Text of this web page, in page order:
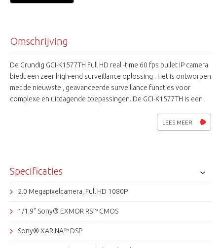
Omschrijving
De Grundig GCI-K1577TH Full HD real -time 60 fps bullet IP camera
biedt een zeer high-end surveillance oplossing . Het is ontworpen
met de nieuwste , geavanceerde surveillance functies voor
complexe en uitdagende toepassingen. De GCI-K1577TH is een
netwerkcamera met CMOS EXMOR sensor voor goede
lichtgevoeligheid en een XARINA DSP voor geavanceerde
professionele video. De extra analoge video-uitgang en de
verschillende voedingsspanningen maken hem zeer
gebruiksvriendelijk. De GCI-K1577TH is in diverse software te
LEES MEER
Specificaties
2.0 Megapixelcamera, Full HD 1080P
1/1.9" Sony® EXMOR RS™ CMOS
Sony® XARINA™ DSP